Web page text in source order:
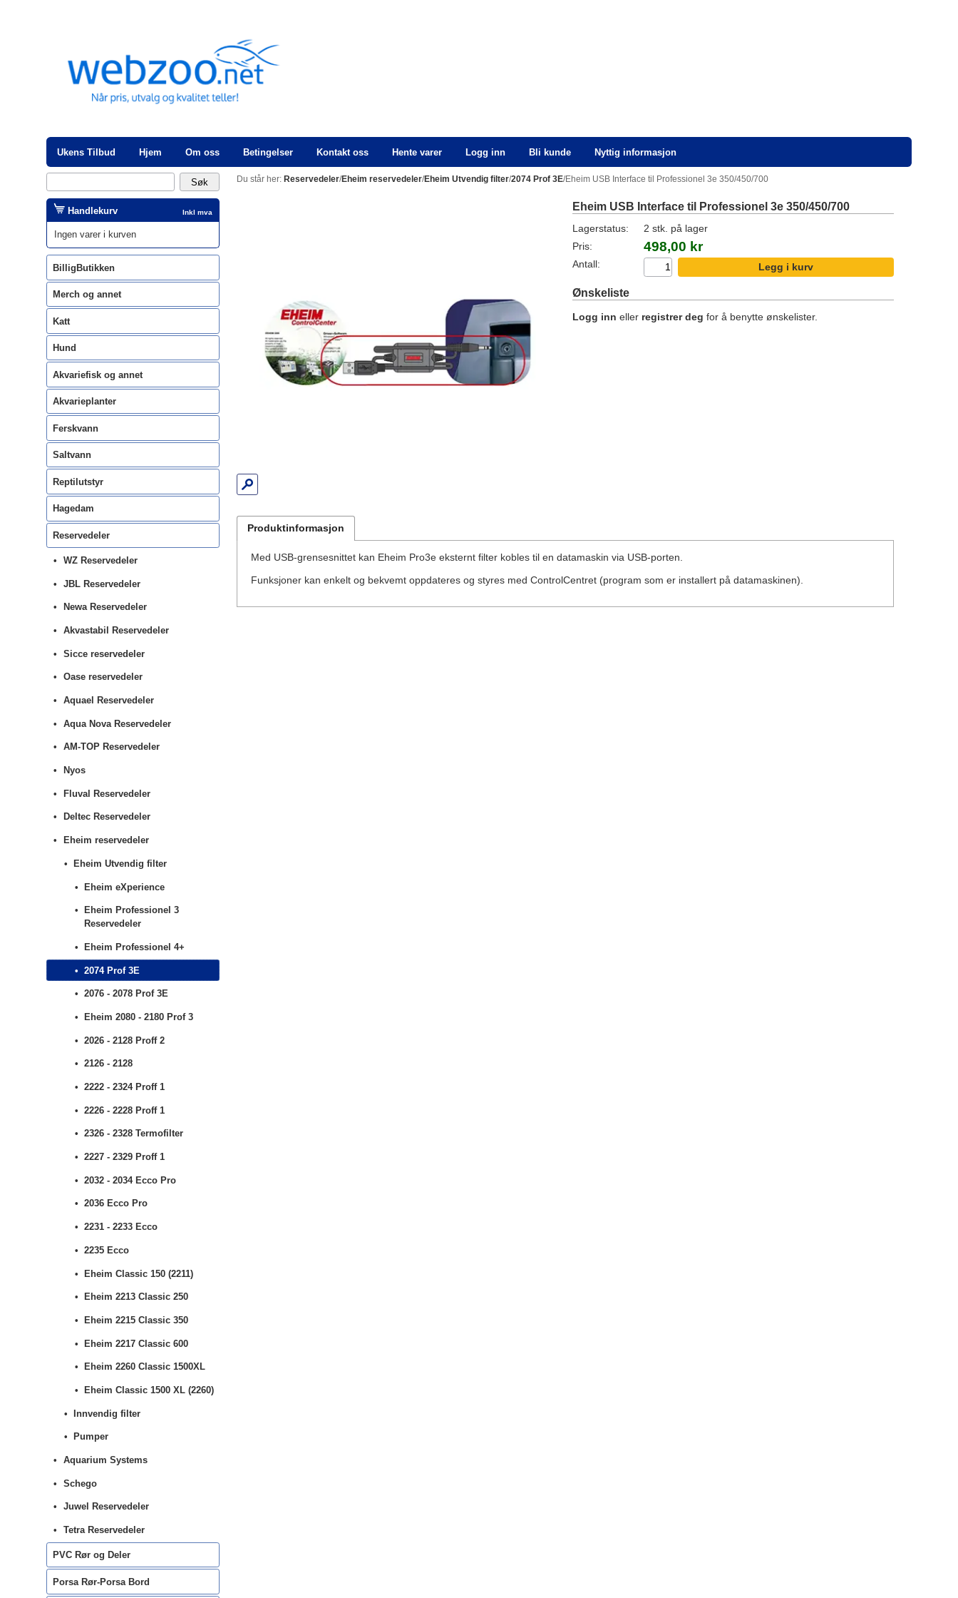
Ukens Tilbud Hjem Om oss Betingelser Kontakt oss Hente varer Logg inn Bli kunde Nyttig informasjon
Du står her: Reservedeler/Eheim reservedeler/Eheim Utvendig filter/2074 Prof 3E/Eheim USB Interface til Professionel 3e 350/450/700
Eheim USB Interface til Professionel 3e 350/450/700
Lagerstatus:
2 stk. på lager
Pris:
498,00 kr
Antall:
Ønskeliste
Logg inn eller registrer deg for å benytte ønskelister.
Produktinformasjon
Med USB-grensesnittet kan Eheim Pro3e eksternt filter kobles til en datamaskin via USB-porten.
Funksjoner kan enkelt og bekvemt oppdateres og styres med ControlCentret (program som er installert på datamaskinen).
Inkl mva
Handlekurv
Ingen varer i kurven
BilligButikken
Merch og annet
Katt
Hund
Akvariefisk og annet
Akvarieplanter
Ferskvann
Saltvann
Reptilutstyr
Hagedam
Reservedeler
WZ Reservedeler
JBL Reservedeler
Newa Reservedeler
Akvastabil Reservedeler
Sicce reservedeler
Oase reservedeler
Aquael Reservedeler
Aqua Nova Reservedeler
AM-TOP Reservedeler
Nyos
Fluval Reservedeler
Deltec Reservedeler
Eheim reservedeler
Eheim Utvendig filter
Eheim eXperience
Eheim Professionel 3
Reservedeler
Eheim Professionel 4+
2074 Prof 3E
2076 - 2078 Prof 3E
Eheim 2080 - 2180 Prof 3
2026 - 2128 Proff 2
2126 - 2128
2222 - 2324 Proff 1
2226 - 2228 Proff 1
2326 - 2328 Termofilter
2227 - 2329 Proff 1
2032 - 2034 Ecco Pro
2036 Ecco Pro
2231 - 2233 Ecco
2235 Ecco
Eheim Classic 150 (2211)
Eheim 2213 Classic 250
Eheim 2215 Classic 350
Eheim 2217 Classic 600
Eheim 2260 Classic 1500XL
Eheim Classic 1500 XL (2260)
Innvendig filter
Pumper
Aquarium Systems
Schego
Juwel Reservedeler
Tetra Reservedeler
PVC Rør og Deler
Porsa Rør-Porsa Bord